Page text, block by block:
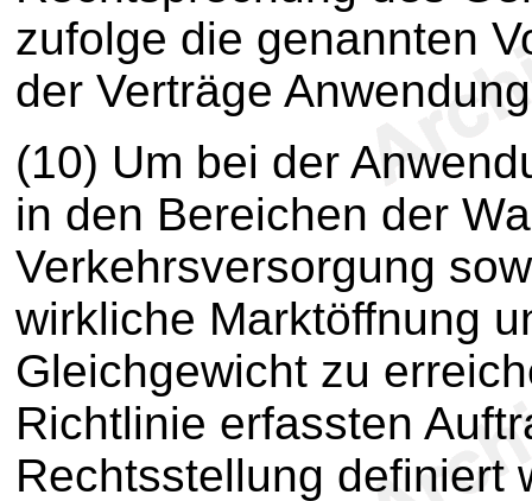
zufolge die genannten
der Verträge
(10) Um bei der
in den Bereichen der
Verkehrsversorgung
wirkliche Marktöffnung
Gleichgewicht zu
Richtlinie erfassten
Rechtsstellung definiert